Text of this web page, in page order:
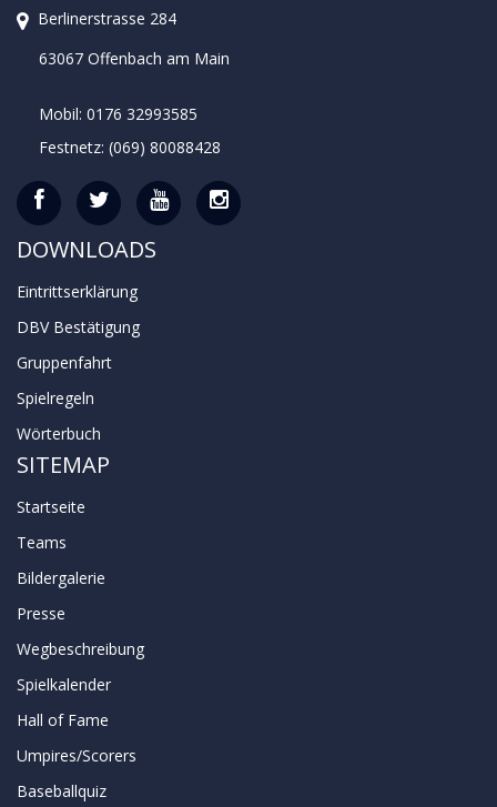
Berlinerstrasse 284
63067 Offenbach am Main
Mobil: 0176 32993585
Festnetz: (069) 80088428
DOWNLOADS
Eintrittserklärung
DBV Bestätigung
Gruppenfahrt
Spielregeln
Wörterbuch
SITEMAP
Startseite
Teams
Bildergalerie
Presse
Wegbeschreibung
Spielkalender
Hall of Fame
Umpires/Scorers
Baseballquiz